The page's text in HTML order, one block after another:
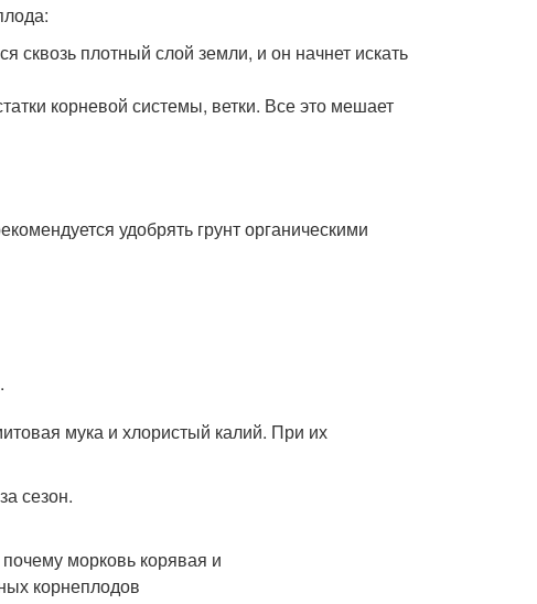
сквозь плотный слой земли, и он начнет искать
корневой системы, ветки. Все это мешает
удобрять грунт органическими
мука и хлористый калий. При их
сезон.